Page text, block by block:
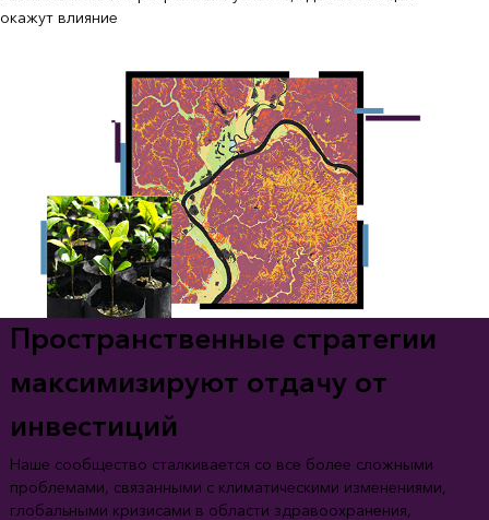
окажут влияние
Пространственные стратегии
максимизируют отдачу от
инвестиций
Наше сообщество сталкивается со все более сложными
проблемами, связанными с климатическими изменениями,
глобальными кризисами в области здравоохранения,